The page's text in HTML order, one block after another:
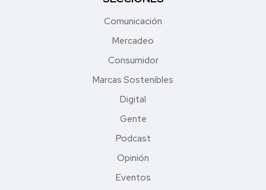
Comunicación
Mercadeo
Consumidor
Marcas Sostenibles
Digital
Gente
Podcast
Opinión
Eventos